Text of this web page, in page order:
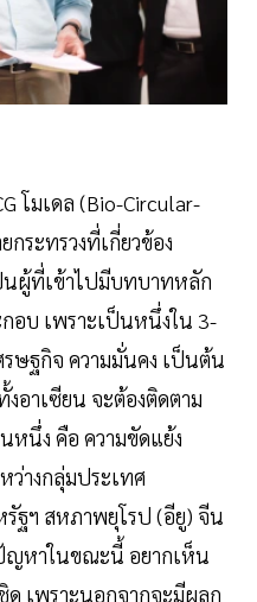
โมเดล (Bio-Circular-
ระทรวงที่เกี่ยวข้อง
นผู้ที่เข้าไปมีบทบาทหลัก
อบ เพราะเป็นหนึ่งใน 3-
รษฐกิจ ความมั่นคง เป็นต้น
อาเซียน จะต้องติดตาม
หนึ่ง คือ ความขัดแย้ง
ว่างกลุ่มประเทศ
ฐฯ สหภาพยุโรป (อียู) จีน
ญหาในขณะนี้ อยากเห็น
ด เพราะนอกจากจะมีผลก